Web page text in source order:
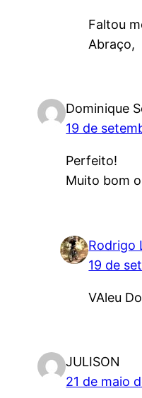
Faltou
Abraço,
Dominique
19 de
Perfeito!
Muito bom
Rodrigo
19 de
VAleu
JULISON
21 de maio